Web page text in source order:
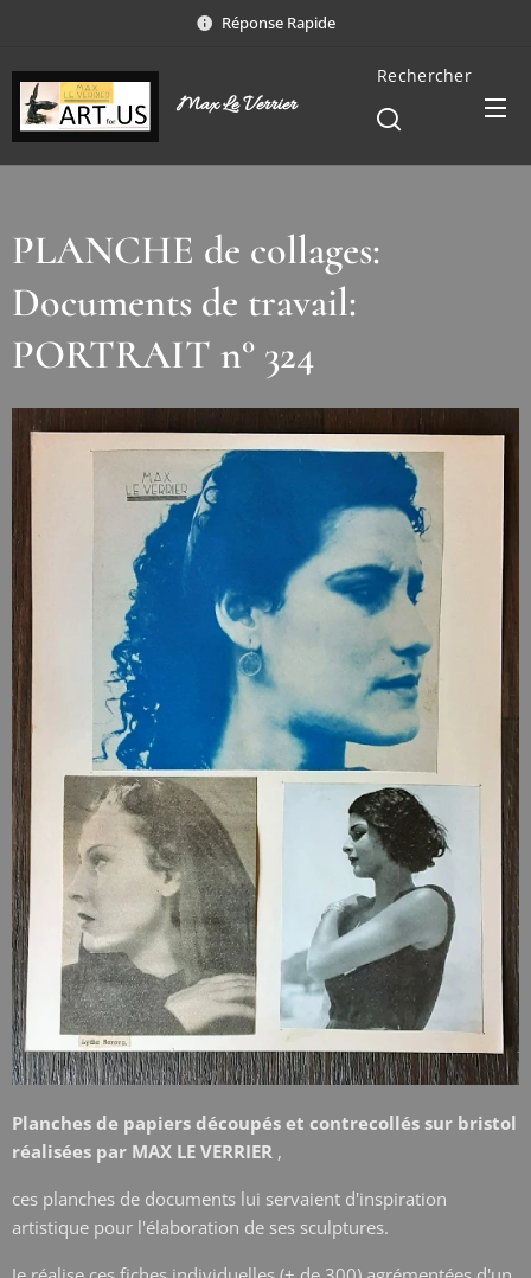
Réponse Rapide
Max Le Verrier
Rechercher
PLANCHE de collages:
Documents de travail:
PORTRAIT n° 324
Planches de papiers découpés et contrecollés sur bristol
réalisées par MAX LE VERRIER ,
ces planches de documents lui servaient d'inspiration
artistique pour l'élaboration de ses sculptures.